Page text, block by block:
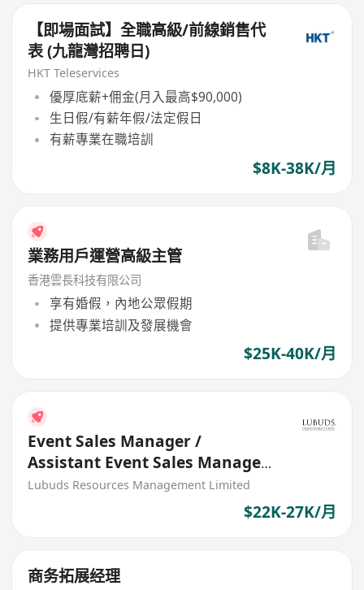
【即場面試】全職高級/前線銷售代
表 (九龍灣招聘日)
HKT Teleservices
優厚底薪+佣金(月入最高$90,000)
生日假/有薪年假/法定假日
有薪專業在職培訓
$8K-38K/月
業務用戶運營高級主管
香港雲長科技有限公司
享有婚假，內地公眾假期
提供專業培訓及發展機會
$25K-40K/月
Event Sales Manager /
Assistant Event Sales Manager
(F&B Focus)
Lubuds Resources Management Limited
$22K-27K/月
商务拓展经理